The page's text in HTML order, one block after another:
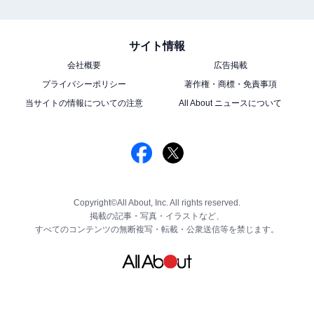
サイト情報
会社概要
広告掲載
プライバシーポリシー
著作権・商標・免責事項
当サイトの情報についての注意
All About ニュースについて
Copyright©All About, Inc. All rights reserved.
掲載の記事・写真・イラストなど、
すべてのコンテンツの無断複写・転載・公衆送信等を禁じます。